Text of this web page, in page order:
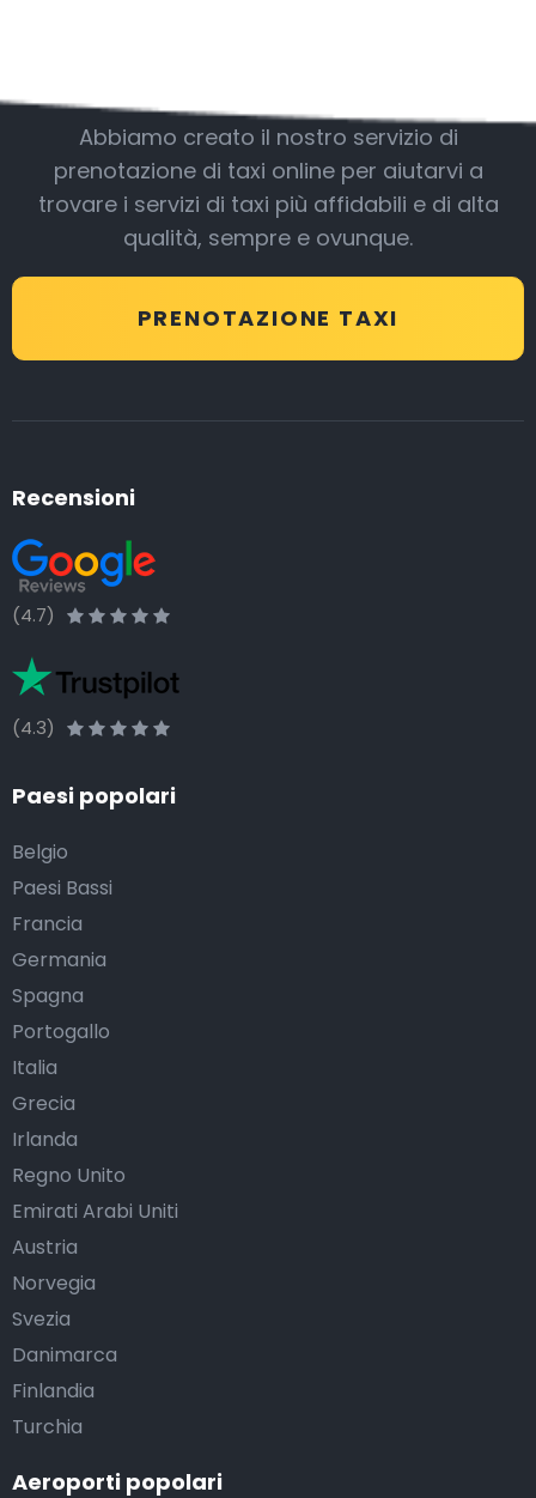
Abbiamo creato il nostro servizio di
prenotazione di taxi online per aiutarvi a
trovare i servizi di taxi più affidabili e di alta
qualità, sempre e ovunque.
PRENOTAZIONE TAXI
Recensioni
(4.7)
(4.3)
Paesi popolari
Belgio
Paesi Bassi
Francia
Germania
Spagna
Portogallo
Italia
Grecia
Irlanda
Regno Unito
Emirati Arabi Uniti
Austria
Norvegia
Svezia
Danimarca
Finlandia
Turchia
Aeroporti popolari